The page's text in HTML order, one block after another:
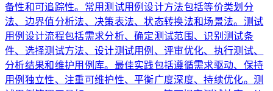
备性和可追踪性。常用测试用例设计方法包括等价类划分
法、边界值分析法、决策表法、状态转换法和场景法。测试
用例设计流程包括需求分析、确定测试范围、识别测试条
件、选择测试方法、设计测试用例、评审优化、执行测试、
分析结果和维护用例库。最佳实践包括遵循需求驱动、保持
用例独立性、注重可维护性、平衡广度深度、持续优化。测